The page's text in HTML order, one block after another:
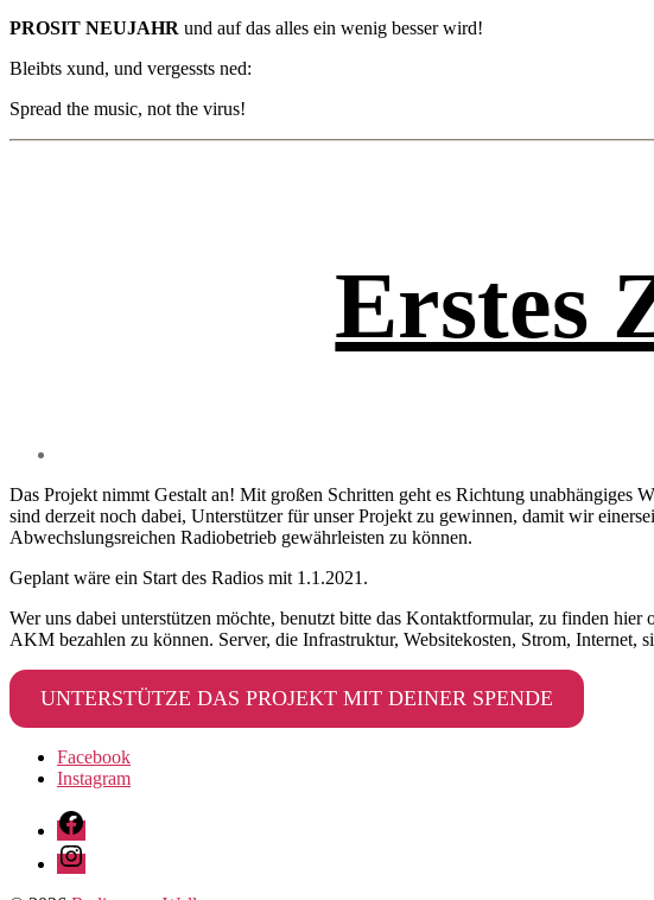
PROSIT NEUJAHR und auf das alles ein wenig besser wird!
Bleibts xund, und vergessts ned:
Spread the music, not the virus!
Erstes
Das Projekt nimmt Gestalt an! Mit großen Schritten geht es Richtung
sind derzeit noch dabei, Unterstützer für unser Projekt zu gewinnen, damit wir
Abwechslungsreichen Radiobetrieb gewährleisten zu können.
Geplant wäre ein Start des Radios mit 1.1.2021.
Wer uns dabei unterstützen möchte, benutzt bitte das Kontaktformular, zu finden
AKM bezahlen zu können. Server, die Infrastruktur, Websitekosten, Strom,
UNTERSTÜTZE DAS PROJEKT MIT DEINER SPENDE
Facebook
Instagram
Facebook
Instagram